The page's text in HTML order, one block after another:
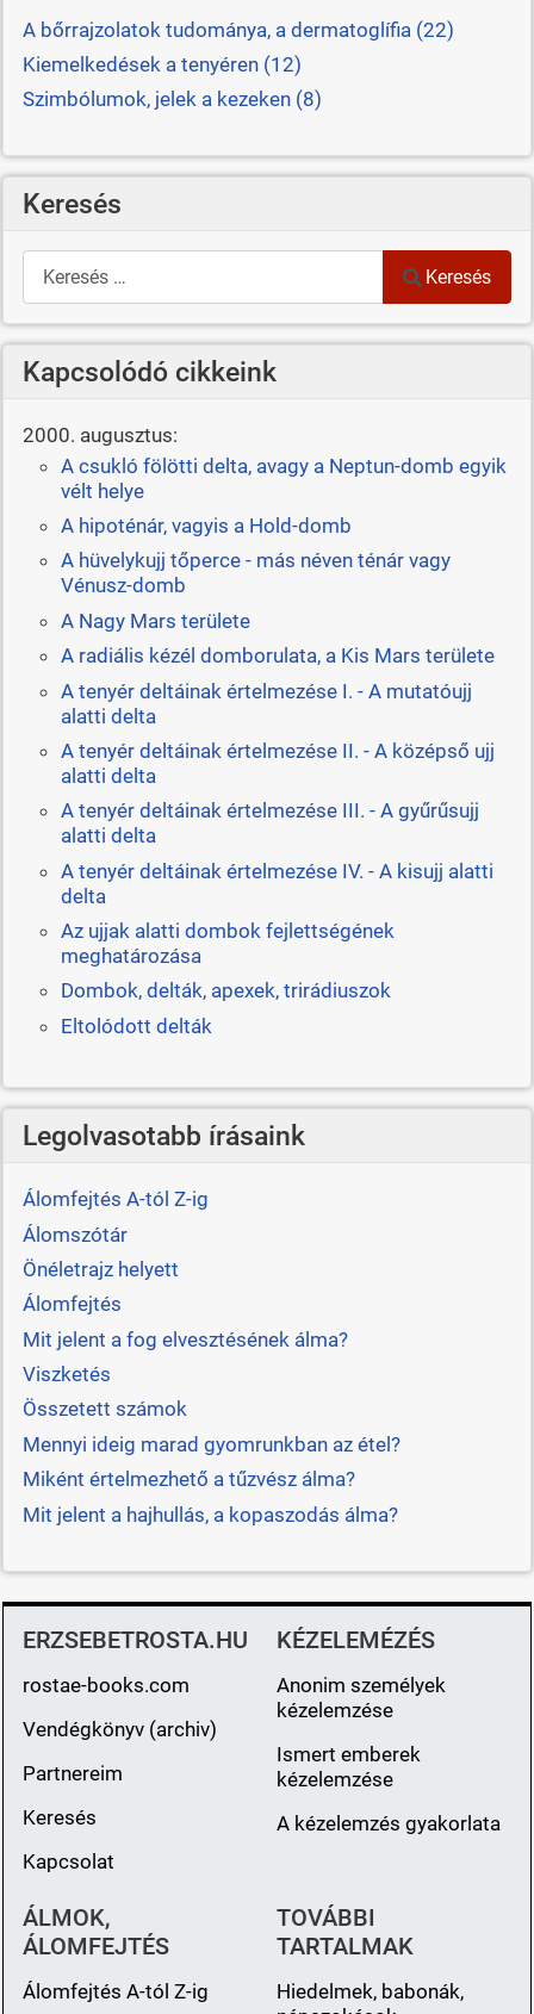
A bőrrajzolatok tudománya, a dermatoglífia (22)
Kiemelkedések a tenyéren (12)
Szimbólumok, jelek a kezeken (8)
Keresés
Keresés
Keresés
Kapcsolódó cikkeink
2000. augusztus:
A csukló fölötti delta, avagy a Neptun-domb egyik
vélt helye
A hipoténár, vagyis a Hold-domb
A hüvelykujj tőperce - más néven ténár vagy
Vénusz-domb
A Nagy Mars területe
A radiális kézél domborulata, a Kis Mars területe
A tenyér deltáinak értelmezése I. - A mutatóujj
alatti delta
A tenyér deltáinak értelmezése II. - A középső ujj
alatti delta
A tenyér deltáinak értelmezése III. - A gyűrűsujj
alatti delta
A tenyér deltáinak értelmezése IV. - A kisujj alatti
delta
Az ujjak alatti dombok fejlettségének
meghatározása
Dombok, delták, apexek, trirádiuszok
Eltolódott delták
Legolvasotabb írásaink
Álomfejtés A-tól Z-ig
Álomszótár
Önéletrajz helyett
Álomfejtés
Mit jelent a fog elvesztésének álma?
Viszketés
Összetett számok
Mennyi ideig marad gyomrunkban az étel?
Miként értelmezhető a tűzvész álma?
Mit jelent a hajhullás, a kopaszodás álma?
ERZSEBETROSTA.HU
rostae-books.com
Vendégkönyv (archiv)
Partnereim
Keresés
Kapcsolat
KÉZELEMÉZÉS
Anonim személyek
kézelemzése
Ismert emberek
kézelemzése
A kézelemzés gyakorlata
ÁLMOK,
ÁLOMFEJTÉS
Álomfejtés A-tól Z-ig
TOVÁBBI
TARTALMAK
Hiedelmek, babonák,